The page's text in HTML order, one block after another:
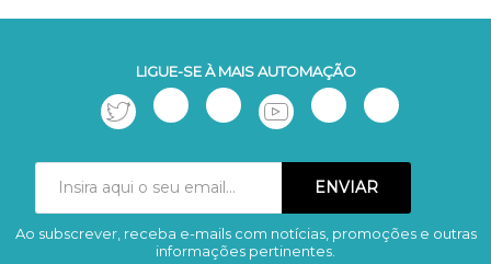
LIGUE-SE À MAIS AUTOMAÇÃO
Subscrever Remover
Ao subscrever, receba e-mails com notícias, promoções e outras
informações pertinentes.